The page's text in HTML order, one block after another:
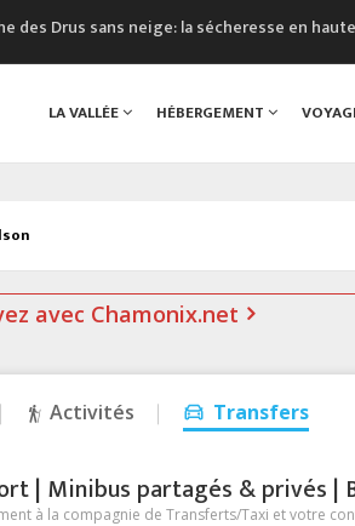
des Drus sans neige: la sécheresse en
un nouveau magasin de course à pied à
Vallée Classics Festival
LA VALLÉE HÉBERGEMENT
avec Chamonix.net
Activités Transfers
| Minibus partagés & privés |
à la compagnie de Transferts/Taxi et votre